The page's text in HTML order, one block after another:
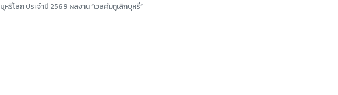
บุหรี่โลก ประจำปี 2569 ผลงาน “เวลคัมทูเลิกบุหรี่”